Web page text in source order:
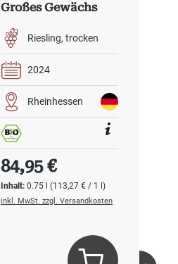
Großes Gewächs
Riesling trocken
2024
Rheinhessen
Inhalt:0.75 l(113,27 € / 1 l)
Regulärer Preis:
84,95 €
inkl. MwSt. zzgl. Versandkosten